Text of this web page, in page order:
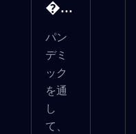
�...
パン
デミ
ック
を通
し
て、